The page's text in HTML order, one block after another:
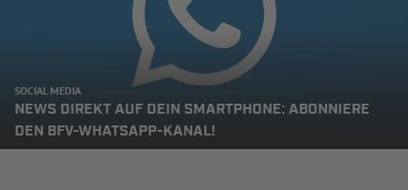
SOCIAL MEDIA
NEWS DIREKT AUF DEIN SMARTPHONE: ABONNIERE
DEN BFV-WHATSAPP-KANAL!